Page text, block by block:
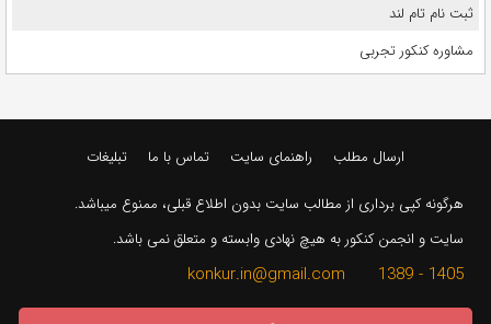
ثبت نام تام لند
مشاوره کنکور تجربی
ارسال مطلب راهنمای سایت تماس با ما تبلیغات
هرگونه کپی برداری از مطالب سایت بدون اطلاع قبلی، ممنوع میباشد.
سایت و انجمن کنکور به هیچ نهادی وابسته و متعلق نمی باشد.
1405 - 1389 konkur.in@gmail.com